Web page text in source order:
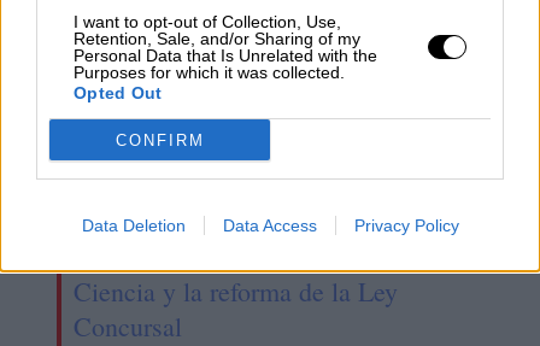
I want to opt-out of Collection, Use,
Retention, Sale, and/or Sharing of my
Personal Data that Is Unrelated with the
Purposes for which it was collected.
Opted Out
CONFIRM
Data Deletion Data Access Privacy Policy
El Congreso aprueba definitivamente
Ciencia y la reforma de la Ley
Concursal